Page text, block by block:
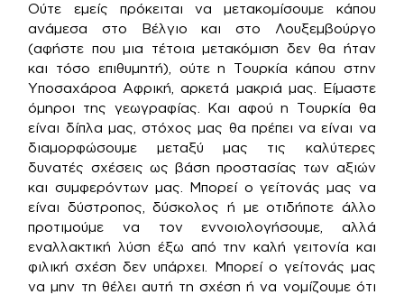
Ούτε εμείς πρόκειται να μετακομίσουμε κάπου
ανάμεσα στο Βέλγιο και στο Λουξεμβούργο
(αφήστε που μια τέτοια μετακόμιση δεν θα ήταν
και τόσο επιθυμητή), ούτε η Τουρκία κάπου στην
Υποσαχάροα Αφρική, αρκετά μακριά μας. Είμαστε
όμηροι της γεωγραφίας. Και αφού η Τουρκία θα
είναι δίπλα μας, στόχος μας θα πρέπει να είναι να
διαμορφώσουμε μεταξύ μας τις καλύτερες
δυνατές σχέσεις ως βάση προστασίας των αξιών
και συμφερόντων μας. Μπορεί ο γείτονάς μας να
είναι δύστροπος, δύσκολος ή με οτιδήποτε άλλο
προτιμούμε να τον εννοιολογήσουμε, αλλά
εναλλακτική λύση έξω από την καλή γειτονία και
φιλική σχέση δεν υπάρχει. Μπορεί ο γείτονάς μας
να μην τη θέλει αυτή τη σχέση ή να νομίζουμε ότι